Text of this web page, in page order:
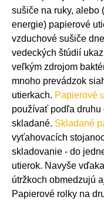
sušiče na ruky, alebo
energie) papierové
vzduchové sušiče
vedeckých štúdií
veľkým zdrojom
mnoho prevádzok
utierkach. Papierové
používať podľa druhu
skladané. Skladané
vyťahovacích
skladovanie - do
utierok. Navyše
útržkoch obmedzujú
Papierové rolky na